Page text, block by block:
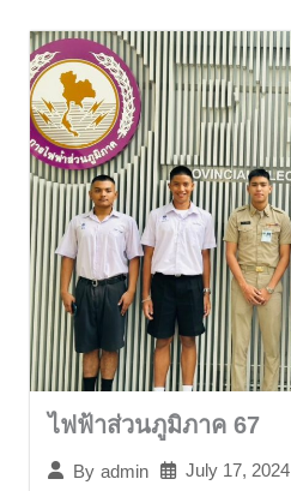
ไฟฟ้าส่วนภูมิภาค 67
By admin July 17, 2024